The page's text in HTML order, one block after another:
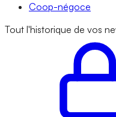
Coop-négoce
Tout l'historique de vos